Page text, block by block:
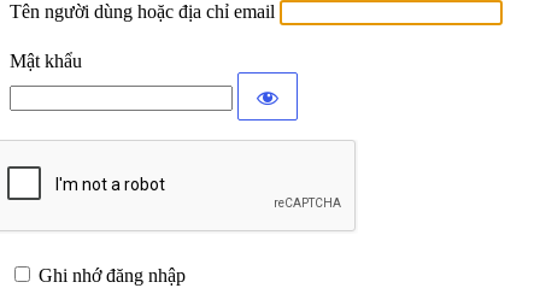
Tên người dùng hoặc địa chỉ email
Mật khẩu
Ghi nhớ đăng nhập